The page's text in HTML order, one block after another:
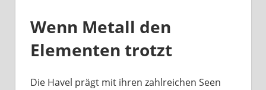
mit
Wenn Metall den
Elementen trotzt
Die Havel prägt mit ihren zahlreichen Seen